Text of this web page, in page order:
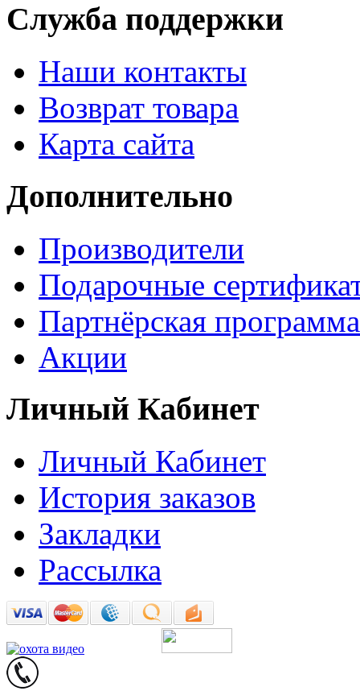
Служба поддержки
Наши контакты
Возврат товара
Карта сайта
Дополнительно
Производители
Подарочные
Партнёрская программа
Акции
Личный Кабинет
Личный Кабинет
История заказов
Закладки
Рассылка